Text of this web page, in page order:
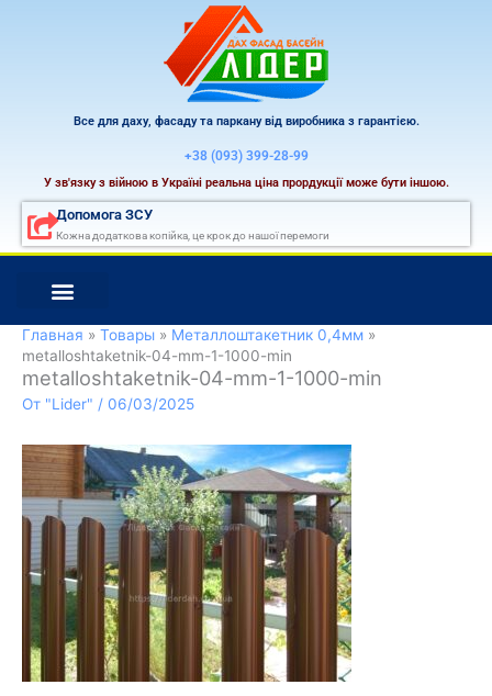
Все для даху, фасаду та паркану від виробника з гарантією.
+38 (093) 399-28-99
У зв'язку з війною в Україні реальна ціна прордукції може бути іншою.
Допомога ЗСУ
Кожна додаткова копійка, це крок до нашої перемоги
Главная Товары
Металлоштакетник 0,4мм
metalloshtaketnik-04-mm-1-1000-min
metalloshtaketnik-04-mm-1-1000-min
От "Lider" / 06/03/2025